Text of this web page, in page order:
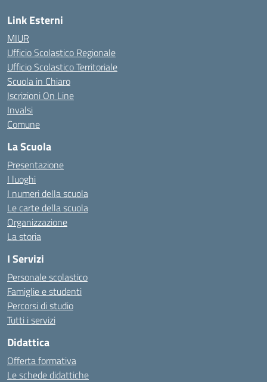
Link Esterni
MIUR
Ufficio Scolastico Regionale
Ufficio Scolastico Territoriale
Scuola in Chiaro
Iscrizioni On Line
Invalsi
Comune
La Scuola
Presentazione
I luoghi
I numeri della scuola
Le carte della scuola
Organizzazione
La storia
I Servizi
Personale scolastico
Famiglie e studenti
Percorsi di studio
Tutti i servizi
Didattica
Offerta formativa
Le schede didattiche